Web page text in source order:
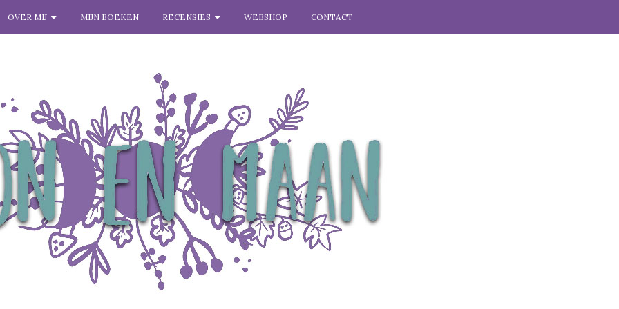
OVER MIJ MIJN BOEKEN RECENSIES WEBSHOP CONTACT